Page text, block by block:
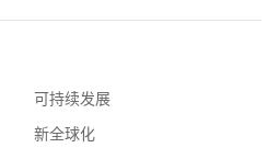
可持续发展
新全球化